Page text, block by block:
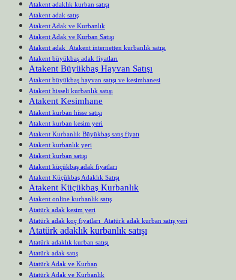
Atakent adaklık kurban satışı
Atakent adak satış
Atakent Adak ve Kurbanlık
Atakent Adak ve Kurban Satışı
Atakent adak Atakent internetten kurbanlık satışı
Atakent büyükbaş adak fiyatları
Atakent Büyükbaş Hayvan Satışı
Atakent büyükbaş hayvan satışı ve kesimhanesi
Atakent hisseli kurbanlık satışı
Atakent Kesimhane
Atakent kurban hisse satışı
Atakent kurban kesim yeri
Atakent Kurbanlık Büyükbaş satış fiyatı
Atakent kurbanlık yeri
Atakent kurban satışı
Atakent küçükbaş adak fiyatları
Atakent Küçükbaş Adaklık Satışı
Atakent Küçükbaş Kurbanlık
Atakent online kurbanlık satış
Atatürk adak kesim yeri
Atatürk adak koç fiyatları Atatürk adak kurban satış yeri
Atatürk adaklık kurbanlık satışı
Atatürk adaklık kurban satışı
Atatürk adak satış
Atatürk Adak ve Kurban
Atatürk Adak ve Kurbanlık